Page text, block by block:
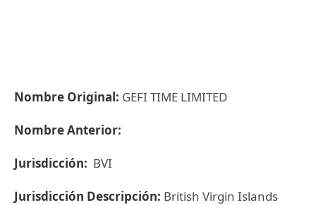
Nombre Original: GEFI TIME LIMITED
Nombre Anterior:
Jurisdicción: BVI
Jurisdicción Descripción: British Virgin Islands